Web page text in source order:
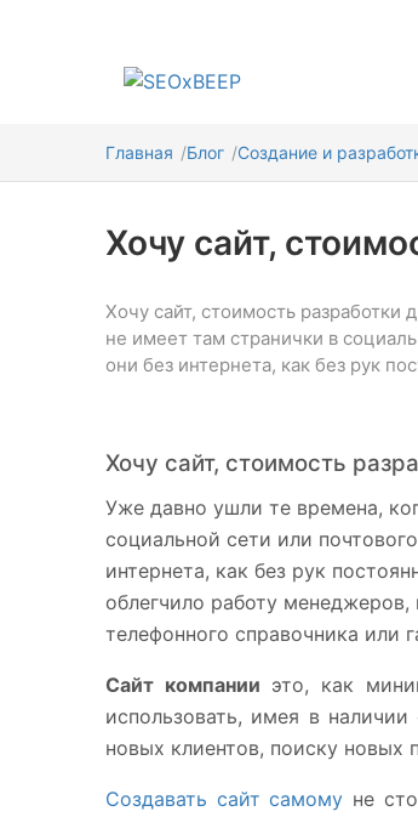
Главная Блог Создание и
Хочу сайт,
Хочу сайт, стоимость
не имеет там странички в
они без интернета, как без рук
Хочу сайт, стоимость
Уже давно ушли те времена,
социальной сети или
интернета, как без рук
облегчило работу
телефонного справочника или
Сайт компании это, как
использовать, имея в
новых клиентов, поиску новых
Создавать сайт самому не